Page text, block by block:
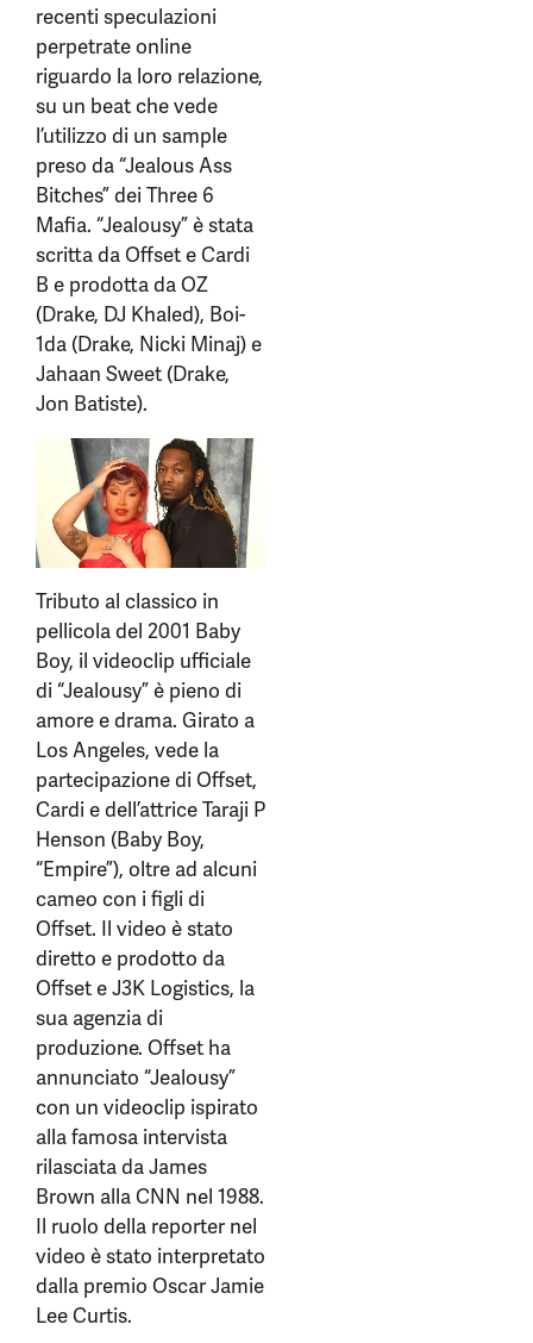
recenti speculazioni
perpetrate online
riguardo la loro relazione,
su un beat che vede
l’utilizzo di un sample
preso da “Jealous Ass
Bitches” dei Three 6
Mafia. “Jealousy” è stata
scritta da Offset e Cardi
B e prodotta da OZ
(Drake, DJ Khaled), Boi-
1da (Drake, Nicki Minaj) e
Jahaan Sweet (Drake,
Jon Batiste).
Tributo al classico in
pellicola del 2001 Baby
Boy, il videoclip ufficiale
di “Jealousy” è pieno di
amore e drama. Girato a
Los Angeles, vede la
partecipazione di Offset,
Cardi e dell’attrice Taraji P
Henson (Baby Boy,
“Empire”), oltre ad alcuni
cameo con i figli di
Offset. Il video è stato
diretto e prodotto da
Offset e J3K Logistics, la
sua agenzia di
produzione. Offset ha
annunciato “Jealousy”
con un videoclip ispirato
alla famosa intervista
rilasciata da James
Brown alla CNN nel 1988.
Il ruolo della reporter nel
video è stato interpretato
dalla premio Oscar Jamie
Lee Curtis.